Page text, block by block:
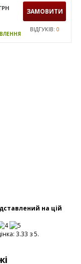
ЗАМОВИТИ
ВІДГУКІВ:0
на цій
3.33 з 5.